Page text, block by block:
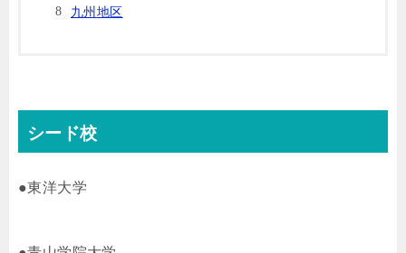
九州地区
シード校
●東洋大学